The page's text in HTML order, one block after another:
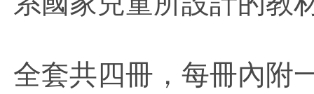
全套共四冊，每冊內附